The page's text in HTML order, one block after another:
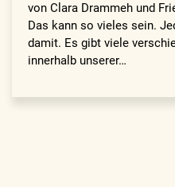
von Clara Drammeh und
Das kann so vieles sein.
damit. Es gibt viele
innerhalb unserer…